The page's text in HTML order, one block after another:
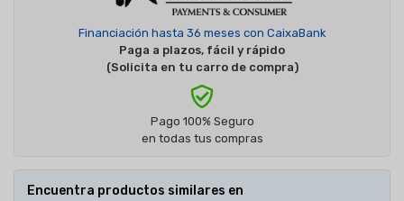
Financiación hasta 36 meses con CaixaBank
Paga a plazos, fácil y rápido
(Solicita en tu carro de compra)
Pago 100% Seguro
en todas tus compras
Encuentra productos similares en